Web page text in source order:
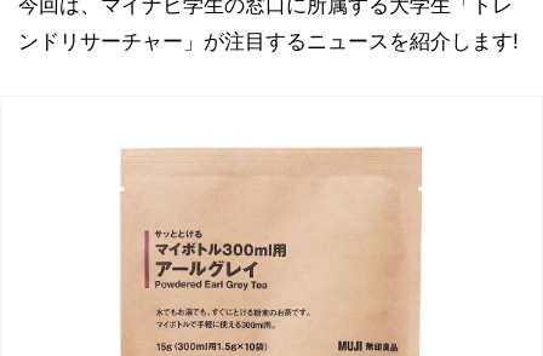
今回は、マイナビ学生の窓口に所属する大学生「トレ
ンドリサーチャー」が注目するニュースを紹介します!